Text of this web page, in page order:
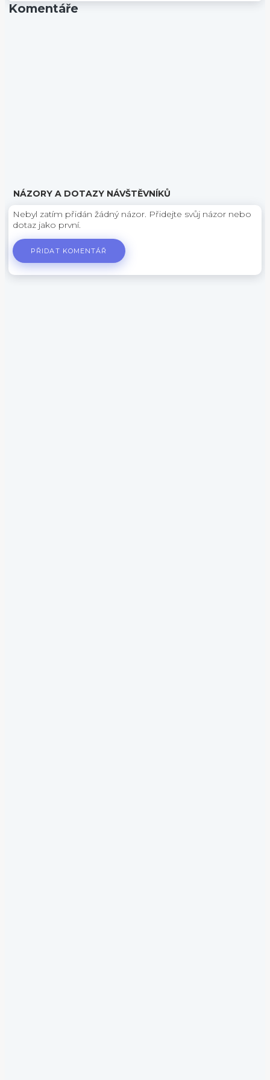
Komentáře
NÁZORY A DOTAZY NÁVŠTĚVNÍKŮ
Nebyl zatím přidán žádný názor. Přidejte svůj názor nebo
dotaz jako první.
PŘIDAT KOMENTÁŘ